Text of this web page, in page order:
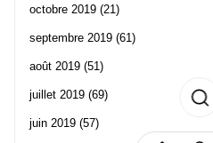
octobre 2019 (21)
septembre 2019 (61)
août 2019 (51)
juillet 2019 (69)
juin 2019 (57)